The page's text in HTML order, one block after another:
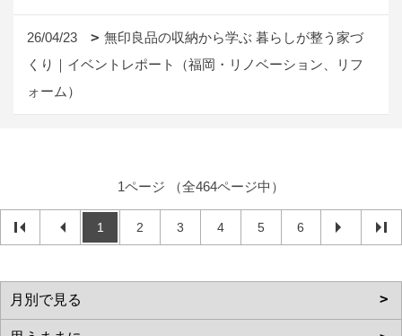
26/04/23
無印良品の収納から学ぶ 暮らしが整う家づ
くり｜イベントレポート（福岡・リノベーション、リフ
ォーム）
1ページ （全464ページ中）
1 2 3 4 5 6